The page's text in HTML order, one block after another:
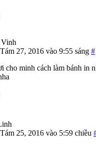
27, 2016 vào 9:55 sáng #
cho minh cách làm bánh in
25, 2016 vào 5:59 chiều